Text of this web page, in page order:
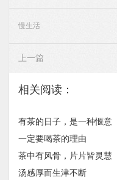
慢生活
上一篇
相关阅读：
有茶的日子，是一种惬意
一定要喝茶的理由
茶中有风骨，片片皆灵慧
汤感厚而生津不断